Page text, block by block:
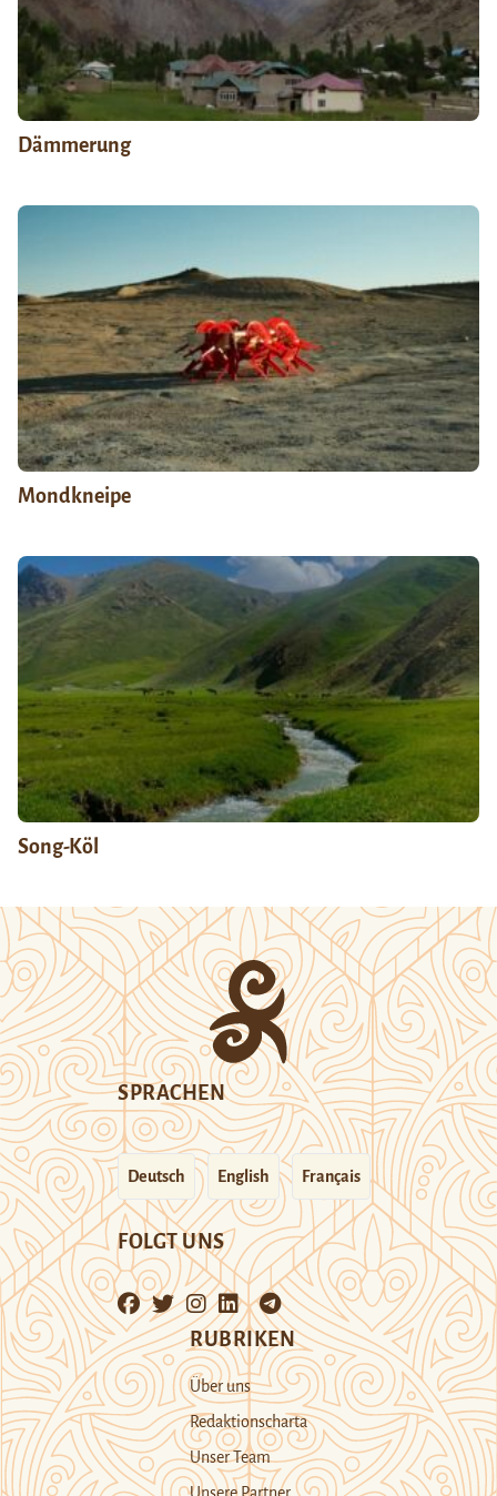
Dämmerung
Mondkneipe
Song-Köl
SPRACHEN
Deutsch English Français
FOLGT UNS
RUBRIKEN
Über uns
Redaktionscharta
Unser Team